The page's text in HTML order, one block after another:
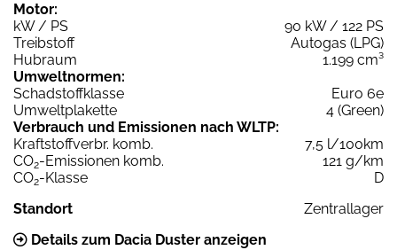
Motor:
kW / PS
90 kW / 122 PS
Treibstoff
Autogas (LPG)
Hubraum
1.199 cm³
Umweltnormen:
Schadstoffklasse
Euro 6e
Umweltplakette
4 (Green)
Verbrauch und Emissionen nach WLTP:
Kraftstoffverbr. komb.
7,5 l/100km
CO2-Emissionen komb.
121 g/km
CO2-Klasse
D
Standort
Zentrallager
Details zum Dacia Duster anzeigen